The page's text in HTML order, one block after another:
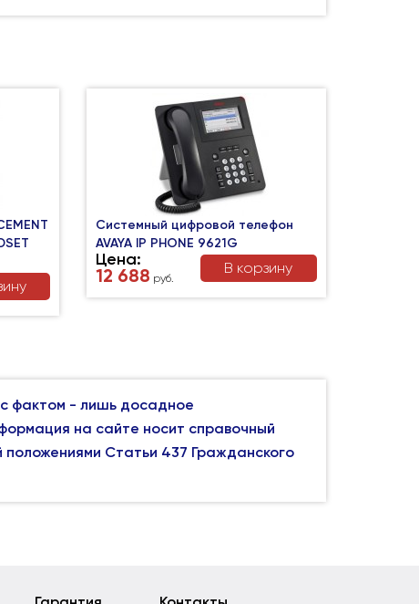
Системный цифровой телефон
AVAYA IP PHONE 9621G
Цена:
12 688 руб.
В корзину
фактом - лишь досадное
на сайте носит справочный
Статьи 437 Гражданского